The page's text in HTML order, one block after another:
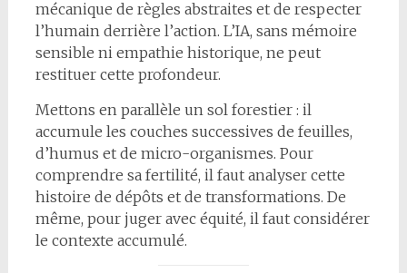
mécanique de règles abstraites et de respecter
l’humain derrière l’action. L’IA, sans mémoire
sensible ni empathie historique, ne peut
restituer cette profondeur.
Mettons en parallèle un sol forestier : il
accumule les couches successives de feuilles,
d’humus et de micro-organismes. Pour
comprendre sa fertilité, il faut analyser cette
histoire de dépôts et de transformations. De
même, pour juger avec équité, il faut considérer
le contexte accumulé.